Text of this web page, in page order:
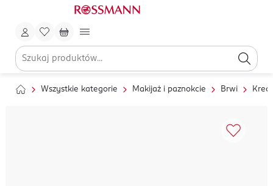
Wszystkie kategorie Makijaż i paznokcie Brwi